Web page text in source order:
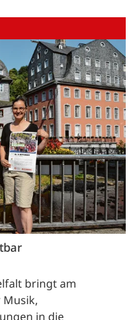
bringt am
Musik,
in die